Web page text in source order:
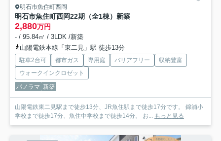
明石市魚住町西岡
明石市魚住町西岡22期（全1棟）新築
2,880万円
- / 95.84㎡ / 3LDK /新築
山陽電鉄本線「東二見」駅 徒歩13分
駐車2台可 都市ガス 専用庭 バリアフリー
収納豊富
ウォークインクロゼット
パノラマ 新築
山陽電鉄東二見駅まで徒歩13分、JR魚住駅まで徒歩17分です。 錦浦小
学校まで徒歩17分、魚住中学校まで徒歩14分。 お... もっと見る